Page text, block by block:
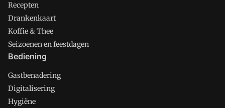
Recepten
Drankenkaart
Koffie & Thee
Seizoenen en feestdagen
Bediening
Gastbenadering
Digitalisering
Hygiëne